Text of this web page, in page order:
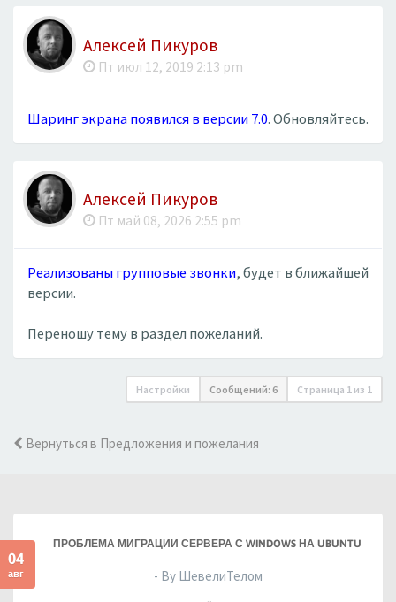
Алексей Пикуров
Пт июл 12, 2019 2:13 pm
Шаринг экрана появился в версии 7.0. Обновляйтесь.
Алексей Пикуров
Пт май 08, 2026 2:55 pm
Реализованы групповые звонки, будет в ближайшей
версии.
Переношу тему в раздел пожеланий.
Настройки Сообщений: 6 Страница 1 из 1
Вернуться в Предложения и пожелания
04
авг
ПРОБЛЕМА МИГРАЦИИ СЕРВЕРА С WINDOWS НА UBUNTU
- By ШевелиТелом